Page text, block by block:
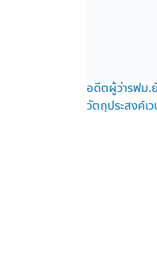
อดีตผู้ว่ารฟม.
วัตถุประสงค์เ